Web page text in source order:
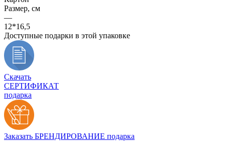
Размер, см
—
12*16,5
Доступные подарки в этой упаковке
Скачать
СЕРТИФИКАТ
подарка
Заказать БРЕНДИРОВАНИЕ подарка